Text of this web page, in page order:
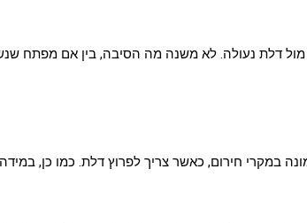
דלת נעולה. לא משנה מה הסיבה, בין אם מפתח
במקרי חירום, כאשר צריך לפרוץ דלת. כמו כן,